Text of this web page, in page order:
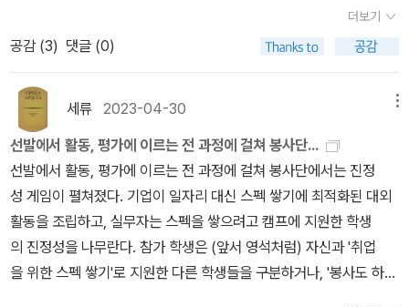
야기들마저 인간들로부터 온것일텐데, 그건 과연 비인간 존재 그들의
이야기일까?아 여섯시다.. 퇴근해야 되는데.. 여기까지만 쓰고 갈까,
홍'의 《마이너 필링스》이다.점점 더 모국이 아닌 곳에서 살아가는 사
람들이 많아지는데 이 책은 저자인 캐시 박 홍이 미국에서 아시아인
여성으로 살아가는 것에 대한 이야기를 들려준다.작년 여름 이탈리아
에서 잠깐의 인종차별을 당한 후에, 외국에서 사는 사람들은 이런 식
의 인종 차별을 더 오래 당할텐데, 그런 식이라면 성격까지 바뀔 수 있
겠다는 생각을 했다.외국에서 아시아인 여성으로 살아가는 이야기는
아시아인 여성에게도 그리고 비아시아인에게도 비여성에게도 꼭 필
요한 이야기라고 나는 생각한다. 이 책과 함께 백인 여성인 '로빈 디앤
벌어 신흥 부자가 된 소위 ’신조선족‘의 관계는 우리가 흔히 전형적으
로 생각하는 ’조선족‘의 이미지와 매우 달라 매우 전복적입니다. 영화
에서 보던 거친 조선족이 아니라 중국인으로서 하얼빈에 새로정착한
‘찌질한’한국인의 서사가 소개됩니다. 이런 개별적 사례는 조선족에
대한 스테레오타입(stereotype)에 대한 선입견을 무너뜨립니다. 연
구서이고 심심치 않게 등장하는 학자들의 빈곤담론과 인류학자들의
연구인용(citation)으로 가볍게 읽기는 분명 어려운 책입니다. 하지
만 사회를 접근하는 다양한 시각을 보고 인류학자들이 심층인터뷰를
통해 어떤 방식으로 연구하는지를 볼 수 있는 좋은 책 같습니다.
로키타의 가장 큰, 아니 유일한 희망은, 체류증을 얻어 가사도우미로
일하는 것이다. 그러면 고향에 있는 어머니에게 돈을 보낼 수 있다. 고
향에 동생들이 있고 동생들은 학교에 가야 하고 그런데 집에 돈은 없
고, 여기서 제 몸 하나 간수하기도 힘든데 어떻게든 고향에 돈을 보내
기 위해 노력한다. 이민 브로커가 숨어 있다 벌어들인 돈을 착취하는
세상속에 사는 로키타에게, 엄마는 통화할 때면 왜 돈을 못보내냐 너
돈 다른데 쓰냐며 윽박지른다. 도처에 학대하고 원망하는 어른들 뿐
인데 이 와중에 로키타를 진심으로 다정하게 대해주는 이는 토리 뿐
이다. 물론 토리에게도 마찬가지. 이들이 그러니 서로와 어떻게든 붙
어 있으려는 것은 당연하다.목표라는 것 그리고 희망이라는 것은 과
거의 나를 보여준다. 장래 희망이 가사 도우미라고 답을 하는 소녀에
양한 국외경험을 바탕으로 온라인과 오프라인을 넘나들며 글로벌 지
식의 소비자이자 생산자가 되었다.- P319말할 수 있는 프레카리아트
서 딜레마도 커졌다. 청년이 처한 조건이 어떻게 그려지느냐에 따
라 청년에게 부과된 규범도 대책도 바뀌는 상황에서, 어떤 청년은 적
극적으로 자신을 재현하고 어떤 청년은 재현되기만 한다면 위계가 생
겨날 수밖에 없다. 전자가 교육·문화 자본을 갖춘 청년들이라면, 후자
는 전자에 의해 또는 미디어에 의해 이따금 호명되고 발굴되는 청년
프레카리아트, 예컨대 지방 청년, 실업계 청년, 산업 현장의 청년, 플
랫폼 노동자 청년, 수급자 청년, 성매매 청년 등이다.- P321기존
의 빈곤 레짐에서 가난한 사람을 타자화 · 형벌화하는 사고와 행위
와 조용했기 때문일 것이다.- P273실제 지형이 이처럼 복잡한데
도 시타에서 조선족의 상향 이동과 한국인의 하향 이동을 기정사실화
하면서 ‘성공한 조선족‘과 ‘찌질한 한국인‘을 대별하는 서사는 강력
한 힘을 발휘한다. 1990년대 한국에 이주 노동 온 조선족과 한국인
의 위계, 그리고 시장경제 초입에 있던 가난한 중국과 선진국 축포
를 쏘아 올린 한국의 위계가 20여 년이 지나 극적으로 바뀌었다는 점
이 중요하게 작용했다.- P286선양에서 만난 한족 택시기사는 비아
냥거리는 듯한 어조로 이 차이를 정리했다. '서탑에서 사장과 사기꾼
은 종이 한 장 차이예요. 사기를 쳐서 성공하면 사장님인 거고, 실패하
면 사기꾼인 거지.' 사업 실패가 납득 가능한 원인에 따른 귀결이 아니
라 순전히 우발적이라 생각하는 한국인 자영업자들은 자신의 곤경
더보기
공감 (3) 댓글 (0)
세류 2023-04-30
선발에서 활동, 평가에 이르는 전 과정에 걸쳐 봉사단...
선발에서 활동, 평가에 이르는 전 과정에 걸쳐 봉사단에서는 진정
성 게임이 펼쳐졌다. 기업이 일자리 대신 스펙 쌓기에 최적화된 대외
활동을 조립하고, 실무자는 스펙을 쌓으려고 캠프에 지원한 학생
의 진정성을 나무란다. 참가 학생은 (앞서 영석처럼) 자신과 '취업
을 위한 스펙 쌓기'로 지원한 다른 학생들을 구분하거나, '봉사도 하